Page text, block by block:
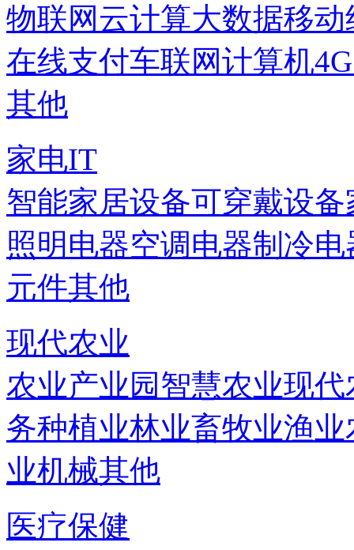
物联网 云计算大数据移动
在线支付车联网计算机
其他
家电IT
智能家居设备可穿戴设备
照明电器空调电器制冷电
元件其他
现代农业
农业产业园智慧农业现代
务种植业林业畜牧业渔业
业机械其他
医疗保健